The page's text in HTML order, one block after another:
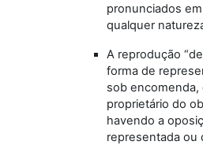
pronunciados
qualquer
A reprodução
forma de
sob encomenda,
proprietário do
havendo a
representada ou